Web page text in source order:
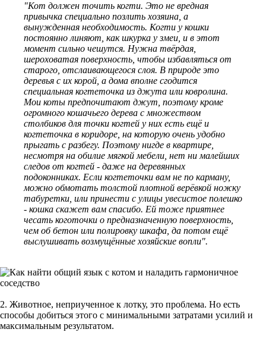
"Кот должен точить когти. Это не вредная
привычка специально позлить хозяина, а
вынужденная необходимость. Когти у кошки
постоянно линяют, как шкурка у змеи, и в этот
момент сильно чешутся. Нужна твёрдая,
шероховатая поверхность, чтобы избавляться от
старого, отслаивающегося слоя. В природе это
деревья с их корой, а дома вполне сгодится
специальная когтеточка из джута или ковролина.
Мои коты предпочитают джут, поэтому кроме
огромного кошачьего дерева с множеством
столбиков для точки когтей у них есть ещё и
когтеточка в коридоре, на которую очень удобно
прыгать с разбегу. Поэтому нигде в квартире,
несмотря на обилие мягкой мебели, нет ни малейших
следов от когтей - даже на деревянных
подоконниках. Если когтеточки вам не по карману,
можно обмотать толстой плотной верёвкой ножку
табуретки, или принести с улицы увесистое полешко
- кошка скажет вам спасибо. Ей тоже приятнее
чесать коготочки о предназначенную поверхность,
чем об бетон или полировку шкафа, да потом ещё
выслушивать возмущённые хозяйские вопли".
2. Животное, неприученное к лотку, это проблема. Но есть
способы добиться этого с минимальными затратами усилий и
максимальным результатом.